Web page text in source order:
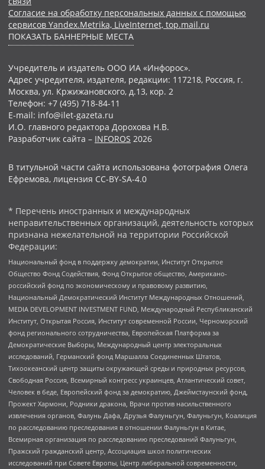
Согласие на обработку персональных данных с помощью
сервисов Yandex.Metrika, LiveInternet, top.mail.ru
ПОКАЗАТЬ БАННЕРНЫЕ МЕСТА
Учредитель и издатель ООО ИА «Инфорос».
Адрес учредителя, издателя, редакции: 117218, Россия, г.
Москва, ул. Кржижановского, д.13, кор. 2
Телефон: +7 (495) 718-84-11
E-mail: info@ilet-gazeta.ru
И.О. главного редактора Дорохова Н.В.
Разработчик сайта – INFOROS 2026
В титульной части сайта использована фотография Олега
Ефремова, лицензия CC-BY-SA-4.0
* Перечень иностранных и международных
неправительственных организаций, деятельность которых
признана нежелательной на территории Российской
Федерации:
Национальный фонд в поддержку демократии, Институт Открытое
Общество Фонд Содействия, Фонд Открытое общество, Американо-
российский фонд по экономическому и правовому развитию,
Национальный Демократический Институт Международных Отношений,
MEDIA DEVELOPMENT INVESTMENT FUND, Международный Республиканский
Институт, Открытая Россия, Институт современной России, Черноморский
фонд регионального сотрудничества, Европейская Платформа за
Демократические Выборы, Международный центр электоральных
исследований, Германский фонд Маршалла Соединенных Штатов,
Тихоокеанский центр защиты окружающей среды и природных ресурсов,
Свободная Россия, Всемирный конгресс украинцев, Атлантический совет,
Человек в беде, Европейский фонд за демократию, Джеймстаунский фонд,
Прожект Хармони, Родники дракона, Врачи против насильственного
извлечения органов, Фалунь Дафа, Друзья Фалуньгун, Фалуньгун, Коалиция
по расследованию преследования в отношении Фалуньгун в Китае,
Всемирная организация по расследованию преследований Фалуньгун,
Пражский гражданский центр, Ассоциация школ политических
исследований при Совете Европы, Центр либеральной современности,